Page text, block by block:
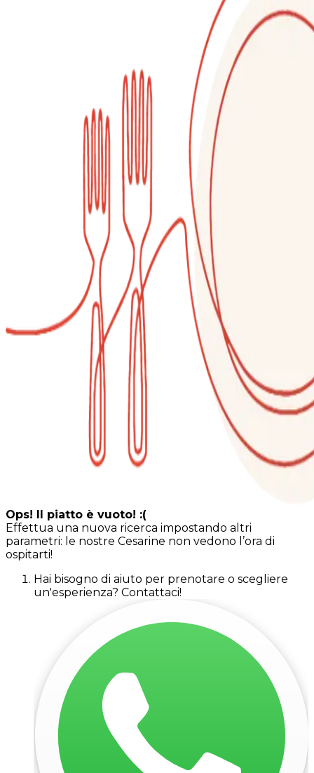
Ops! Il piatto è vuoto! :(
Effettua una nuova ricerca impostando altri
parametri: le nostre Cesarine non vedono l’ora di
ospitarti!
Hai bisogno di aiuto per prenotare o scegliere
un'esperienza? Contattaci!